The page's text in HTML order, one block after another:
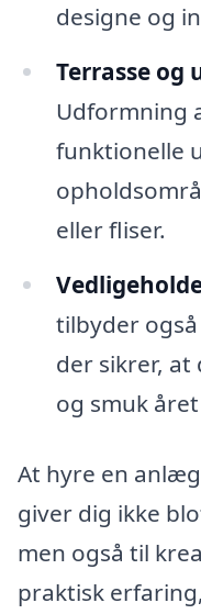
designe og
Terrasse og
Udformning
funktionelle
eller fliser.
tilbyder
der sikrer, at
og smuk
At hyre en
giver dig ikke
men også til
praktisk